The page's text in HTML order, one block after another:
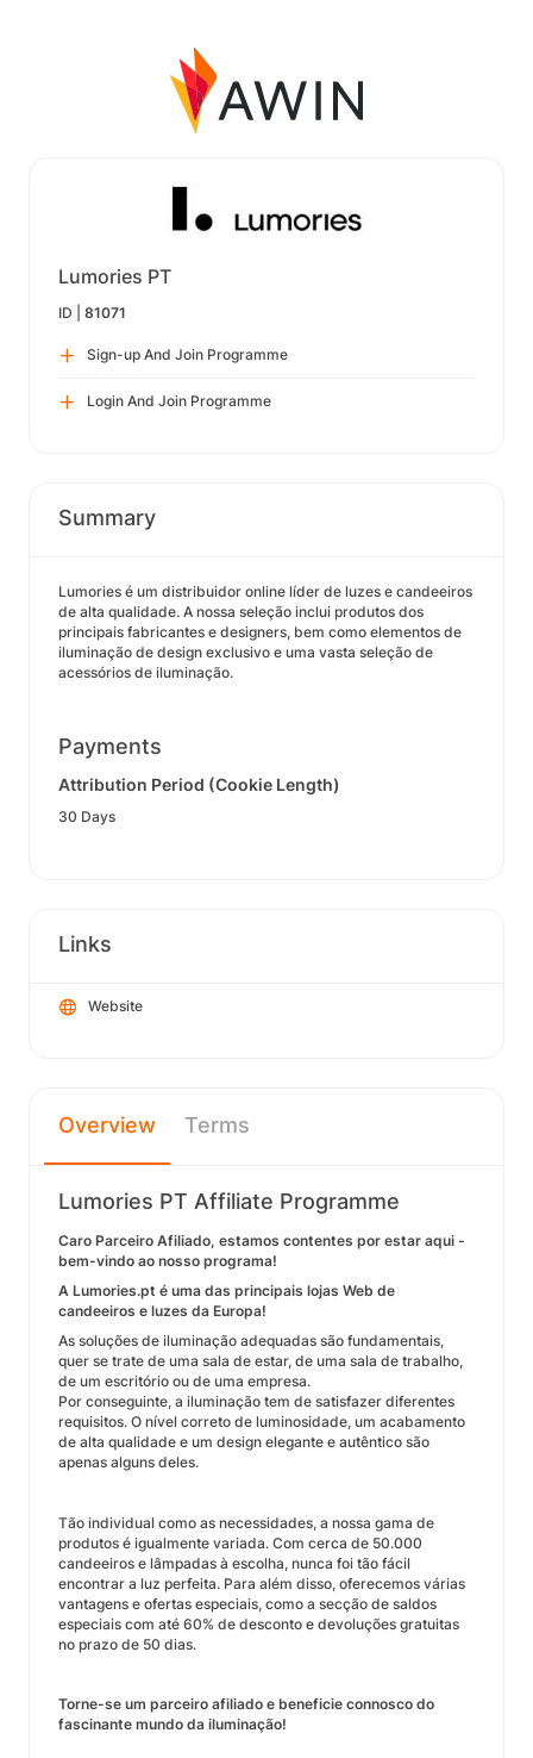
Lumories PT
ID | 81071
Sign-up And Join Programme
Login And Join Programme
Summary
Lumories é um distribuidor online líder de luzes e candeeiros
de alta qualidade. A nossa seleção inclui produtos dos
principais fabricantes e designers, bem como elementos de
iluminação de design exclusivo e uma vasta seleção de
acessórios de iluminação.
Payments
Attribution Period (Cookie Length)
30 Days
Links
Website
Overview Terms
Lumories PT Affiliate Programme
Caro Parceiro Afiliado, estamos contentes por estar aqui -
bem-vindo ao nosso programa!
A Lumories.pt é uma das principais lojas Web de
candeeiros e luzes da Europa!
As soluções de iluminação adequadas são fundamentais,
quer se trate de uma sala de estar, de uma sala de trabalho,
de um escritório ou de uma empresa.
Por conseguinte, a iluminação tem de satisfazer diferentes
requisitos. O nível correto de luminosidade, um acabamento
de alta qualidade e um design elegante e autêntico são
apenas alguns deles.
Tão individual como as necessidades, a nossa gama de
produtos é igualmente variada. Com cerca de 50.000
candeeiros e lâmpadas à escolha, nunca foi tão fácil
encontrar a luz perfeita. Para além disso, oferecemos várias
vantagens e ofertas especiais, como a secção de saldos
especiais com até 60% de desconto e devoluções gratuitas
no prazo de 50 dias.
Torne-se um parceiro afiliado e beneficie connosco do
fascinante mundo da iluminação!